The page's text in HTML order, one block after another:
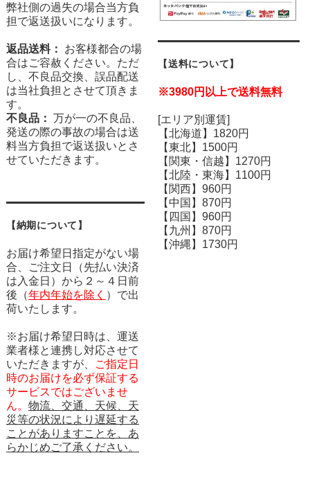
弊社側の過失の場合当方負
担で返送扱いになります。
返品送料： お客様都合の場
合はご容赦ください。ただ
し、不良品交換、誤品配送
は当社負担とさせて頂きま
す。
不良品： 万が一の不良品、
発送の際の事故の場合は送
料当方負担で返送扱いとさ
せていただきます。
【納期について】
お届け希望日指定がない場
合、ご注文日（先払い決済
は入金日）から２～４日前
後（年内年始を除く ）で出
荷いたします。
※お届け希望日時は、運送
業者様と連携し対応させて
いただきますが、
ご指定日
時のお届けを必ず保証する
サービスではございませ
ん。 物流、交通、天候、天
災等の状況により遅延する
ことがありますことを、あ
らかじめご了承ください。
【送料について】
※3980円以上で送料無料
[エリア別運賃]
【北海道】1820円
【東北】1500円
【関東・信越】1270円
【北陸・東海】1100円
【関西】960円
【中国】870円
【四国】960円
【九州】870円
【沖縄】1730円